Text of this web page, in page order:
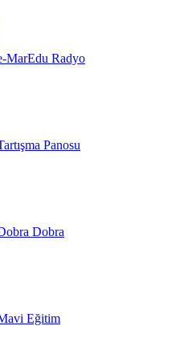
MarEdu Radyo
Panosu
Dobra
Eğitim